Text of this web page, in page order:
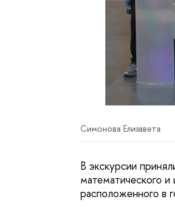
Симонова Елизавета
В экскурсии
математического
расположенного в